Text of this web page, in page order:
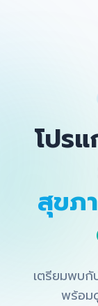
โปร
สุขภ
เตรียมพบกั
พร้อม